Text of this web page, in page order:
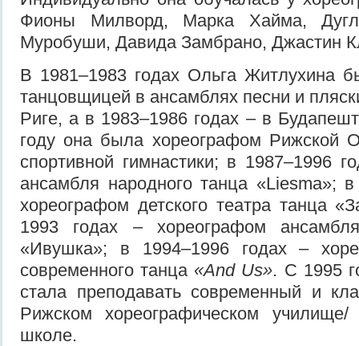
Фионы Милворд, Марка Хайма,
Муробуши, Давида Замбрано, Джастин
В 1981–1983 годах Ольга Житлухина
танцовщицей в ансамблях песни и
Риге, а в 1983–1986 годах – в
году она была хореографом Рижской
спортивной гимнастики; в 1987–1996
ансамбля народного танца «Liesma»;
хореографом детского театра танца
1993 годах – хореографом
«Ивушка»; в 1994–1996 годах –
современного танца «And Us». С 1995
стала преподавать современный и
Рижском хореографическом
школе.